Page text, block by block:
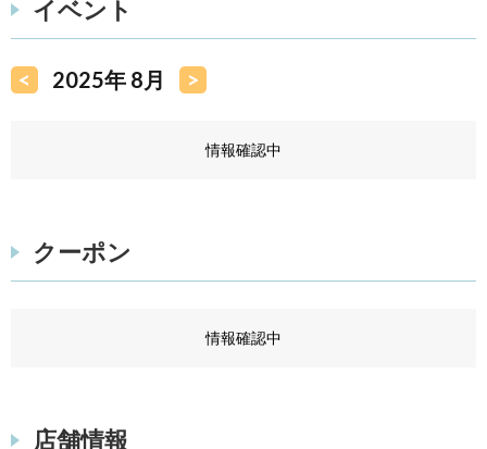
イベント
< 2025年 8月 >
情報確認中
クーポン
情報確認中
店舗情報